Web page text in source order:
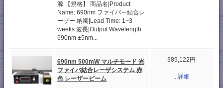
源 【規格】 商品名|Product
Name: 690nm ファイバー結合レ
ーザー 納期|Lead Time: 1~3
weeks 波長|Output Wavelength:
690nm ±5nm...
690nm 500mW マルチモード 光
ファイバ結合レーザシステム 赤
色 レーザービーム
389,122円
...詳細